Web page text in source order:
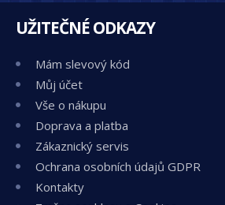
UŽITEČNÉ ODKAZY
Mám slevový kód
Můj účet
Vše o nákupu
Doprava a platba
Zákaznický servis
Ochrana osobních údajů GDPR
Kontakty